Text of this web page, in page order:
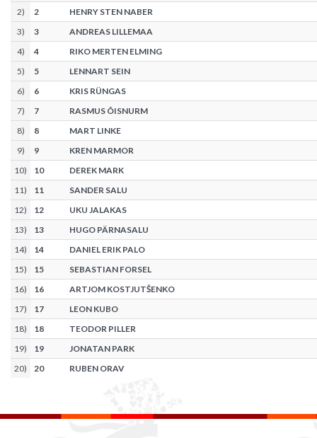
2) 2
HENRY STEN NABER
3) 3
ANDREAS LILLEMAA
4) 4
RIKO MERTEN ELMING
5) 5
LENNART SEIN
6) 6
KRIS RÜNGAS
7) 7
RASMUS ÕISNURM
8) 8
MART LINKE
9) 9
KREN MARMOR
10) 10
DEREK MARK
11) 11
SANDER SALU
12) 12
UKU JALAKAS
13) 13
HUGO PÄRNASALU
14) 14
DANIEL ERIK PALO
15) 15
SEBASTIAN FORSEL
16) 16
ARTJOM KOSTJUTŠENKO
17) 17
LEON KUBO
18) 18
TEODOR PILLER
19) 19
JONATAN PARK
20) 20 RUBEN ORAV